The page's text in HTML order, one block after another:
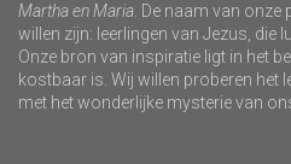
Martha en Maria . De naam van
willen zijn: leerlingen van Jezus, die
Onze bron van inspiratie ligt in het
kostbaar is. Wij willen proberen het
met het wonderlijke mysterie van